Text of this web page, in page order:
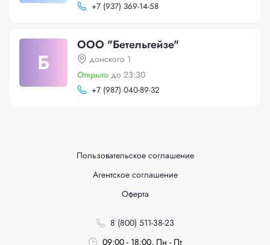
+7 (937) 369-14-58
Б
ООО "Бетельгейзе"
донского 1
Открыто до 23:30
+7 (987) 040-89-32
Пользовательское соглашение
Агентское соглашение
Оферта
8 (800) 511-38-23
09:00 - 18:00, Пн - Пт